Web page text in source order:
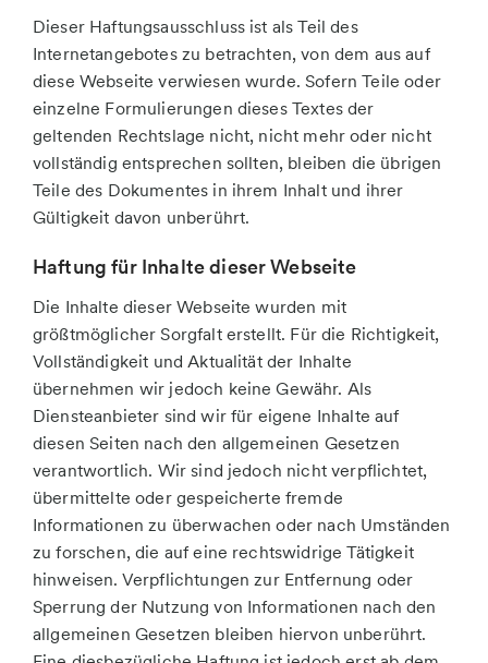
Dieser Haftungsausschluss ist als Teil des
Internetangebotes zu betrachten, von dem aus auf
diese Webseite verwiesen wurde. Sofern Teile oder
einzelne Formulierungen dieses Textes der
geltenden Rechtslage nicht, nicht mehr oder nicht
vollständig entsprechen sollten, bleiben die übrigen
Teile des Dokumentes in ihrem Inhalt und ihrer
Gültigkeit davon unberührt.
Haftung für Inhalte dieser Webseite
Die Inhalte dieser Webseite wurden mit
größtmöglicher Sorgfalt erstellt. Für die Richtigkeit,
Vollständigkeit und Aktualität der Inhalte
übernehmen wir jedoch keine Gewähr. Als
Diensteanbieter sind wir für eigene Inhalte auf
diesen Seiten nach den allgemeinen Gesetzen
verantwortlich. Wir sind jedoch nicht verpflichtet,
übermittelte oder gespeicherte fremde
Informationen zu überwachen oder nach Umständen
zu forschen, die auf eine rechtswidrige Tätigkeit
hinweisen. Verpflichtungen zur Entfernung oder
Sperrung der Nutzung von Informationen nach den
allgemeinen Gesetzen bleiben hiervon unberührt.